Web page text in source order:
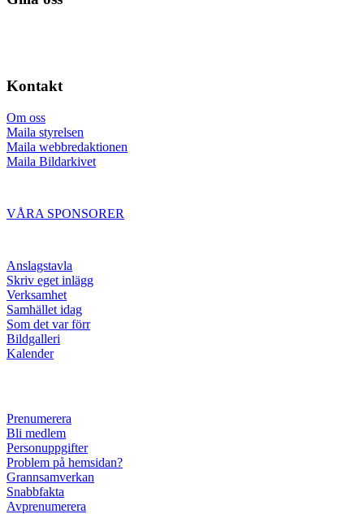
Kontakt
Om oss
Maila styrelsen
Maila webbredaktionen
Maila Bildarkivet
VÅRA SPONSORER
Anslagstavla
Skriv eget inlägg
Verksamhet
Samhället idag
Som det var förr
Bildgalleri
Kalender
Prenumerera
Bli medlem
Personuppgifter
Problem på hemsidan?
Grannsamverkan
Snabbfakta
Avprenumerera